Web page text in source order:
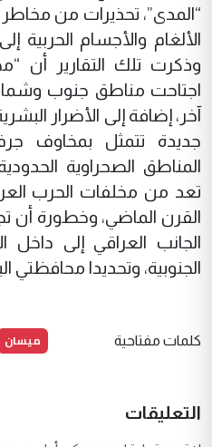
“المدى”، تحذيرات من
الألغام والأجسام الحربية
وذكرت تلك التقارير أن
اجتاحت مناطق جنوب
آخر، إضافة إلى الأضرار
جديدة تتمثل بمخاوف
المناطق الصحراوية
تعد من مخلفات الحرب
القرن الماضي، وخطورة أن
الجانب العراقي إلى داخل
الجنوبية، وتحديدا محافظتي
كلمات مفتاحية ميسان
التعليقات